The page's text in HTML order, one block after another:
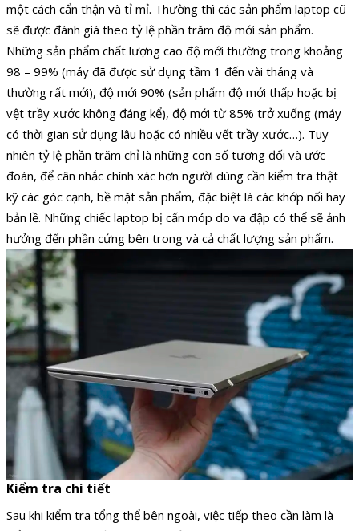
một cách cẩn thận và tỉ mỉ. Thường thì các sản phẩm laptop cũ
sẽ được đánh giá theo tỷ lệ phần trăm độ mới sản phẩm.
Những sản phẩm chất lượng cao độ mới thường trong khoảng
98 – 99% (máy đã được sử dụng tầm 1 đến vài tháng và
thường rất mới), độ mới 90% (sản phẩm độ mới thấp hoặc bị
vệt trầy xước không đáng kể), độ mới từ 85% trở xuống (máy
có thời gian sử dụng lâu hoặc có nhiều vết trầy xước…). Tuy
nhiên tỷ lệ phần trăm chỉ là những con số tương đối và ước
đoán, để cân nhắc chính xác hơn người dùng cần kiểm tra thật
kỹ các góc cạnh, bề mặt sản phẩm, đặc biệt là các khớp nối hay
bản lề. Những chiếc laptop bị cấn móp do va đập có thể sẽ ảnh
hưởng đến phần cứng bên trong và cả chất lượng sản phẩm.
Kiểm tra chi tiết
Sau khi kiểm tra tổng thể bên ngoài, việc tiếp theo cần làm là